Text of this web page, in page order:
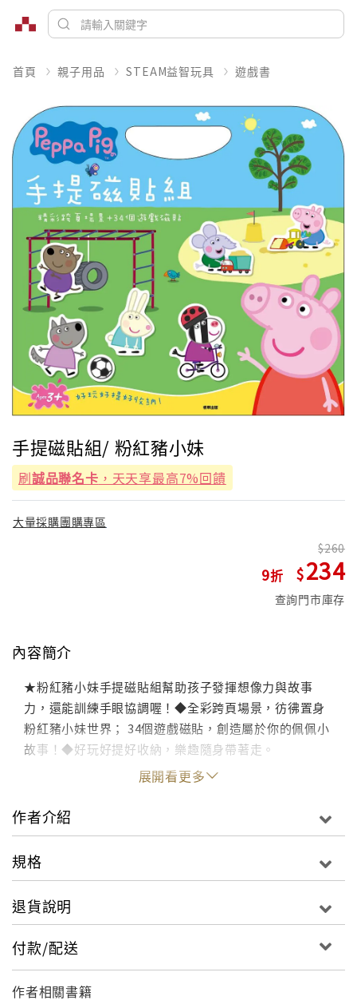
首頁 親子用品 STEAM益智玩具 遊戲書
手提磁貼組/ 粉紅豬小妹
刷誠品聯名卡 ，天天享最高7%回饋
大量採購團購專區
9
260
234
查詢門市庫存
內容簡介
★粉紅豬小妹手提磁貼組幫助孩子發揮想像力與故事
力，還能訓練手眼協調喔！◆全彩跨頁場景，彷彿置身
粉紅豬小妹世界； 34個遊戲磁貼，創造屬於你的佩佩小
故事！◆好玩好提好收納，樂趣隨身帶著走。
展開看更多
作者介紹
規格
退貨說明
付款/配送
作者相關書籍